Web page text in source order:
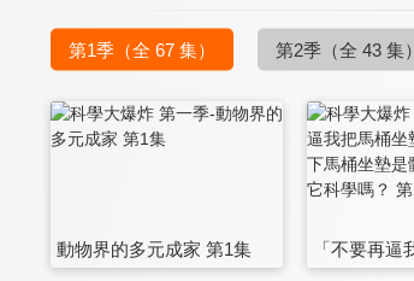
第1季 （全 67 集） 第2季 （全 43 集）
動物界的多元成家 第1集